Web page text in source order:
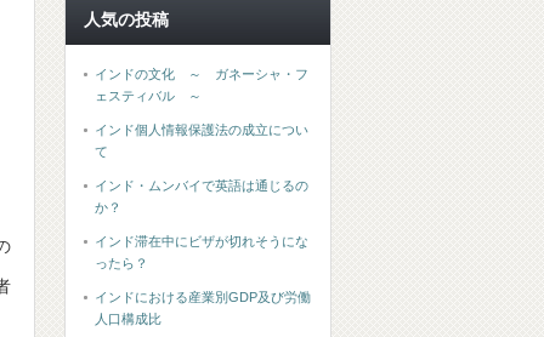
人気の投稿
インドの文化 ～ ガネーシャ・フ
ェスティバル ～
インド個人情報保護法の成立につい
て
インド・ムンバイで英語は通じるの
か？
インド滞在中にビザが切れそうにな
ったら？
インドにおける産業別GDP及び労働
人口構成比